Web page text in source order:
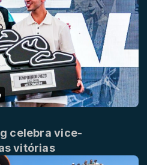
celebra vice-
vitórias